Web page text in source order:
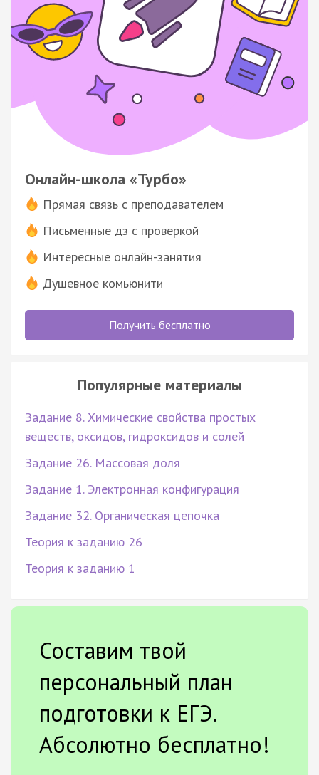
Онлайн-школа «Турбо»
Прямая связь с преподавателем
Письменные дз с проверкой
Интересные онлайн-занятия
Душевное комьюнити
Получить бесплатно
Популярные материалы
Задание 8. Химические свойства простых
веществ, оксидов, гидроксидов и солей
Задание 26. Массовая доля
Задание 1. Электронная конфигурация
Задание 32. Органическая цепочка
Теория к заданию 26
Теория к заданию 1
Составим твой
персональный план
подготовки к ЕГЭ.
Абсолютно бесплатно!